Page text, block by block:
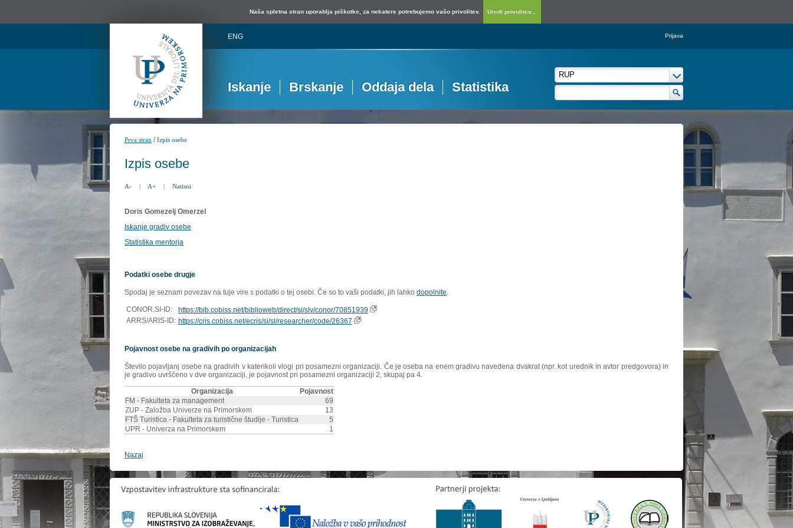
Naša spletna stran uporablja piškotke, za nekatere potrebujemo vašo privolitev. Uredi privolitev...
ENG Prijava
Iskanje Brskanje Oddaja dela Statistika
Prva stran /Izpis osebe
Izpis osebe
A- | A+ | Natisni
Doris Gomezelj Omerzel
Iskanje gradiv osebe
Statistika mentorja
Podatki osebe drugje
Spodaj je seznam povezav na tuje vire s podatki o tej osebi. Če so to vaši podatki, jih lahko dopolnite.
CONOR.SI-ID:
https://bib.cobiss.net/biblioweb/direct/si/slv/conor/70851939
ARRS/ARIS-ID: https://cris.cobiss.net/ecris/si/sl/researcher/code/26367
Pojavnost osebe na gradivih po organizacijah
Število pojavljanj osebe na gradivih v katerikoli vlogi pri posamezni organizaciji. Če je oseba na enem gradivu navedena dvakrat (npr. kot urednik in avtor predgovora) in
je gradivo uvrščeno v dve organizaciji, je pojavnost pri posamezni organizaciji 2, skupaj pa 4.
Organizacija
Pojavnost
FM - Fakulteta za management
69
ZUP - Založba Univerze na Primorskem
13
FTŠ Turistica - Fakulteta za turistične študije - Turistica
5
UPR - Univerza na Primorskem
1
Nazaj